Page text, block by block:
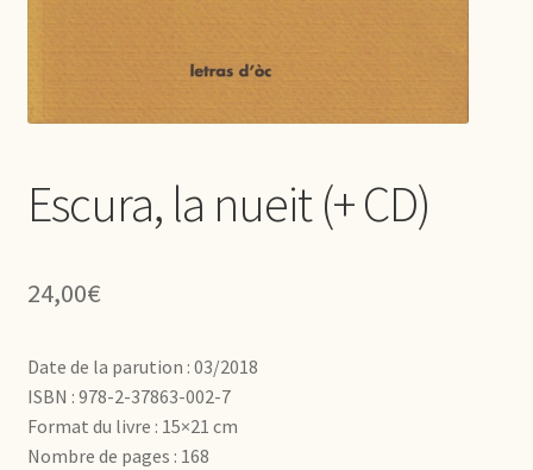
Escura, la nueit (+ CD)
24,00€
Date de la parution : 03/2018
ISBN : 978-2-37863-002-7
Format du livre : 15×21 cm
Nombre de pages : 168